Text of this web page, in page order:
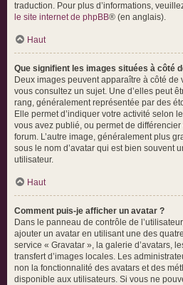
traduction. Pour plus d’informations,
le site internet de phpBB® (en anglais).
Haut
Que signifient les images situées à côté
Deux images peuvent apparaître à côté de
vous consultez un sujet. Une d’elles peut
rang, généralement représentée par des
Elle permet d’indiquer votre activité selon
vous avez publié, ou permet de
forum. L’autre image, généralement plus
sous le nom d’avatar qui est bien souvent
utilisateur.
Haut
Comment puis-je afficher un avatar ?
Dans le panneau de contrôle de
ajouter un avatar en utilisant une des
service « Gravatar », la galerie d’avatars,
transfert d’images locales. Les
non la fonctionnalité des avatars et des
disponible aux utilisateurs. Si vous ne